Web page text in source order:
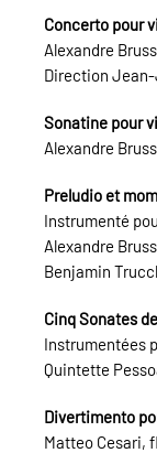
Concerto pour
Alexandre
Direction
Sonatine pour
Alexandre
Preludio et
Instrumenté
Alexandre
Benjamin
Cinq Sonates
Instrumentées
Quintette
Divertimento
Matteo Cesari,